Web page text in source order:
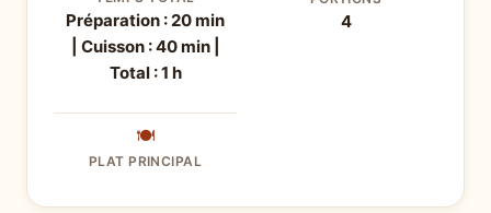
Préparation : 20 min
| Cuisson : 40 min |
Total : 1 h
4
🍽
PLAT PRINCIPAL